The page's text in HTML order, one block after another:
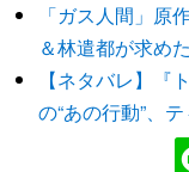
「ガス人間」
＆林遣都が求め
【ネタバレ】『
の“あの行動”、